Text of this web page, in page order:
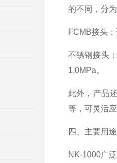
的不同，分
FCMB接头
不锈钢接头
1.0MPa。
此外，产品
等，可灵活
四、主要用
NK-1000广